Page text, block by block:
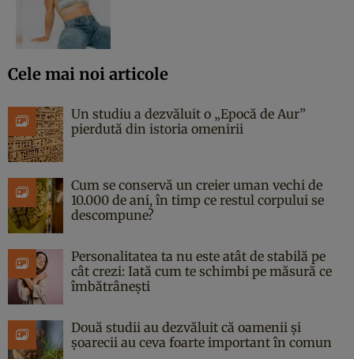
Cele mai noi articole
Un studiu a dezvăluit o „Epocă de Aur”
pierdută din istoria omenirii
Cum se conservă un creier uman vechi de
10.000 de ani, în timp ce restul corpului se
descompune?
Personalitatea ta nu este atât de stabilă pe
cât crezi: Iată cum te schimbi pe măsură ce
îmbătrânești
Două studii au dezvăluit că oamenii și
șoarecii au ceva foarte important în comun